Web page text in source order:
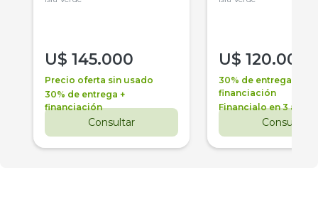
U$ 145.000
Precio oferta sin usado
30% de entrega +
financiación
Consultar
U$ 120.000
30% de entrega +
financiación
Financialo en 3 años
Consultar